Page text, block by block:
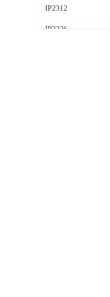
IP2312
IP2326